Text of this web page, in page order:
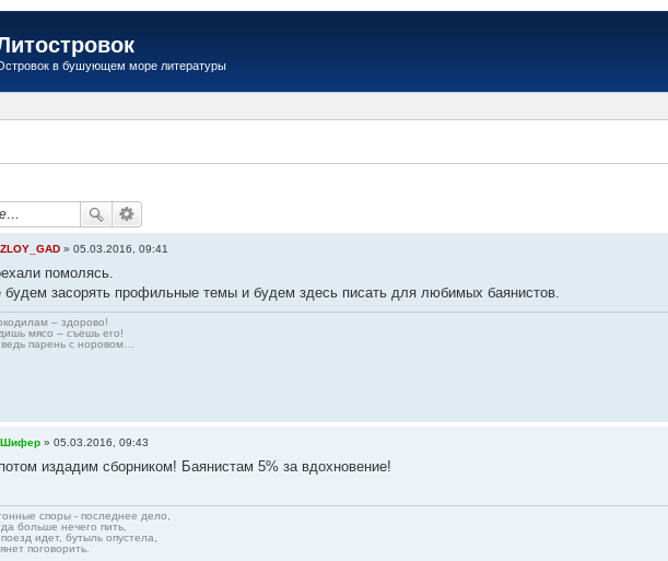
в бушующем море литературы
ZLOY_GAD » 05.03.2016, 09:41
помолясь.
будем засорять профильные темы и будем здесь писать для любимых баянистов.
– здорово!
мясо – съешь его!
парень с норовом…
Шифер » 05.03.2016, 09:43
издадим сборником! Баянистам 5% за вдохновение!
споры - последнее дело,
больше нечего пить,
идет, бутыль опустела,
поговорить.